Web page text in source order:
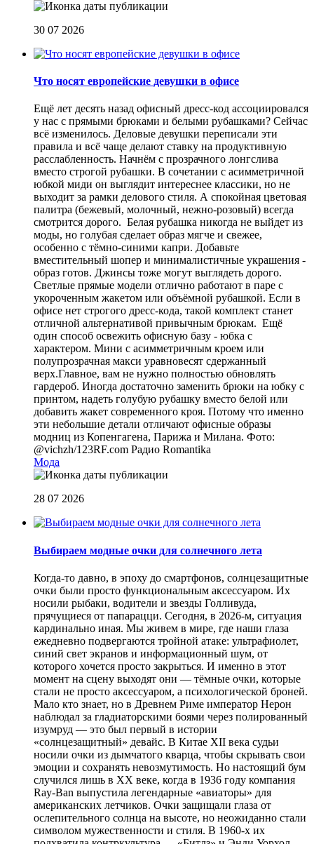
30 07 2026
Что носят европейские девушки в офисе
Ещё лет десять назад офисный дресс-код ассоциировался
у нас с прямыми брюками и белыми рубашками? Сейчас
всё изменилось. Деловые девушки переписали эти
правила и всё чаще делают ставку на продуктивную
расслабленность. Начнём с прозрачного лонгслива
вместо строгой рубашки. В сочетании с асимметричной
юбкой миди он выглядит интереснее классики, но не
выходит за рамки делового стиля. А спокойная цветовая
палитра (бежевый, молочный, нежно-розовый) всегда
смотрится дорого. Белая рубашка никогда не выйдет из
моды, но голубая сделает образ мягче и свежее,
особенно с тёмно-синими капри. Добавьте
вместительный шопер и минималистичные украшения -
образ готов. Джинсы тоже могут выглядеть дорого.
Светлые прямые модели отлично работают в паре с
укороченным жакетом или объёмной рубашкой. Если в
офисе нет строгого дресс-кода, такой комплект станет
отличной альтернативой привычным брюкам. Ещё
один способ освежить офисную базу - юбка с
характером. Мини с асимметричным кроем или
полупрозрачная макси уравновесят сдержанный
верх.Главное, вам не нужно полностью обновлять
гардероб. Иногда достаточно заменить брюки на юбку с
принтом, надеть голубую рубашку вместо белой или
добавить жакет современного кроя. Потому что именно
эти небольшие детали отличают офисные образы
модниц из Копенгагена, Парижа и Милана. Фото:
@vichzh/123RF.com Радио Romantika
Мода
28 07 2026
Выбираем модные очки для солнечного лета
Когда-то давно, в эпоху до смартфонов, солнцезащитные
очки были просто функциональным аксессуаром. Их
носили рыбаки, водители и звезды Голливуда,
прячущиеся от папарацци. Сегодня, в 2026-м, ситуация
кардинально иная. Мы живем в мире, где наши глаза
ежедневно подвергаются тройной атаке: ультрафиолет,
синий свет экранов и информационный шум, от
которого хочется просто закрыться. И именно в этот
момент на сцену выходят они — тёмные очки, которые
стали не просто аксессуаром, а психологической броней.
Мало кто знает, но в Древнем Риме император Нерон
наблюдал за гладиаторскими боями через полированный
изумруд — это был первый в истории
«солнцезащитный» девайс. В Китае XII века судьи
носили очки из дымчатого кварца, чтобы скрывать свои
эмоции и сохранять невозмутимость. Но настоящий бум
случился лишь в XX веке, когда в 1936 году компания
Ray-Ban выпустила легендарные «авиаторы» для
американских летчиков. Очки защищали глаза от
ослепительного солнца на высоте, но неожиданно стали
символом мужественности и стиля. В 1960-х их